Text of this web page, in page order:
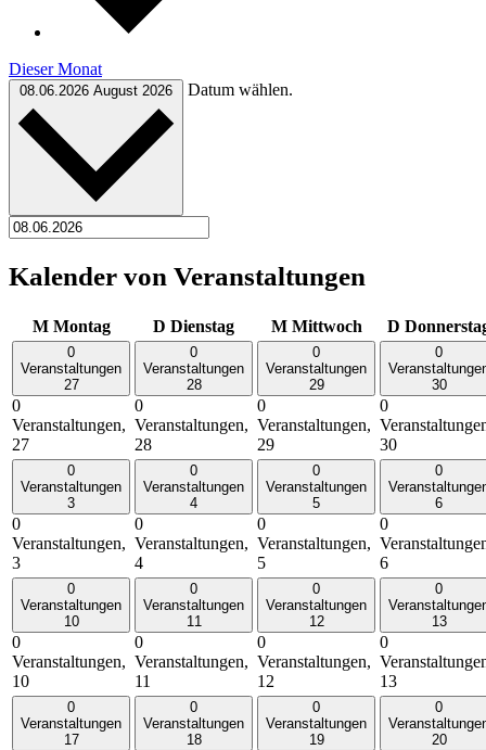
Dieser Monat
08.06.2026 August 2026 Datum wählen.
Kalender von Veranstaltungen
M Montag D Dienstag M Mittwoch D
0
Veranstaltungen
27
0
Veranstaltungen,
27
0
Veranstaltungen
28
0
Veranstaltungen,
28
0
Veranstaltungen
29
0
Veranstaltungen,
29
0
30
0
30
0
Veranstaltungen
3
0
Veranstaltungen,
3
0
Veranstaltungen
4
0
Veranstaltungen,
4
0
Veranstaltungen
5
0
Veranstaltungen,
5
0
6
0
6
0
Veranstaltungen
10
0
Veranstaltungen,
10
0
Veranstaltungen
11
0
Veranstaltungen,
11
0
Veranstaltungen
12
0
Veranstaltungen,
12
0
13
0
13
0
Veranstaltungen
17
0
Veranstaltungen
18
0
Veranstaltungen
19
0
20